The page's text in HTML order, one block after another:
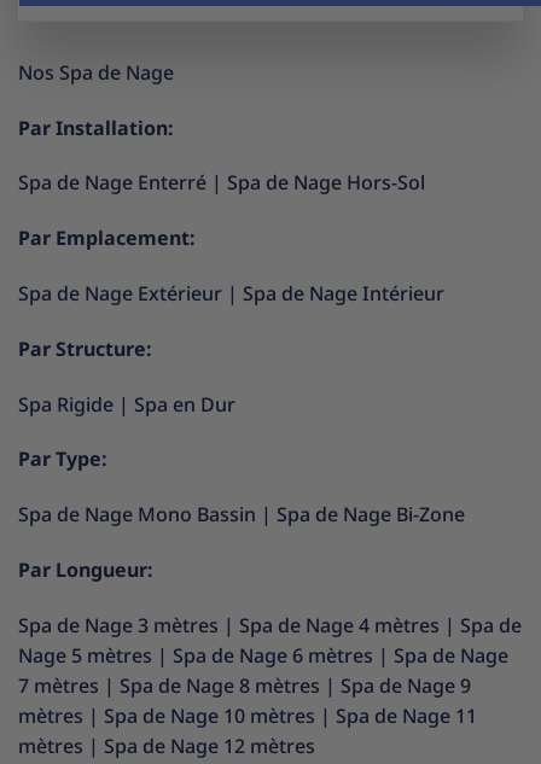
Nos Spa de Nage
Par Installation:
Spa de Nage Enterré | Spa de Nage Hors-Sol
Par Emplacement:
Spa de Nage Extérieur | Spa de Nage Intérieur
Par Structure:
Spa Rigide | Spa en Dur
Par Type:
Spa de Nage Mono Bassin | Spa de Nage Bi-Zone
Par Longueur:
Spa de Nage 3 mètres | Spa de Nage 4 mètres | Spa de
Nage 5 mètres | Spa de Nage 6 mètres | Spa de Nage
7 mètres | Spa de Nage 8 mètres | Spa de Nage 9
mètres | Spa de Nage 10 mètres | Spa de Nage 11
mètres | Spa de Nage 12 mètres